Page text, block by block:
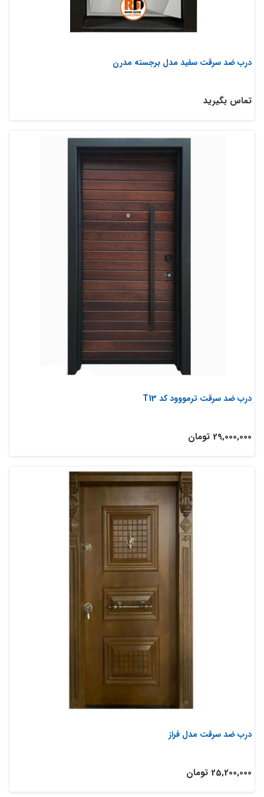
درب ضد سرقت سفید مدل برجسته مدرن
تماس بگیرید
درب ضد سرقت ترمووود کد T13
29,000,000 تومان
درب ضد سرقت مدل فراز
25,200,000 تومان